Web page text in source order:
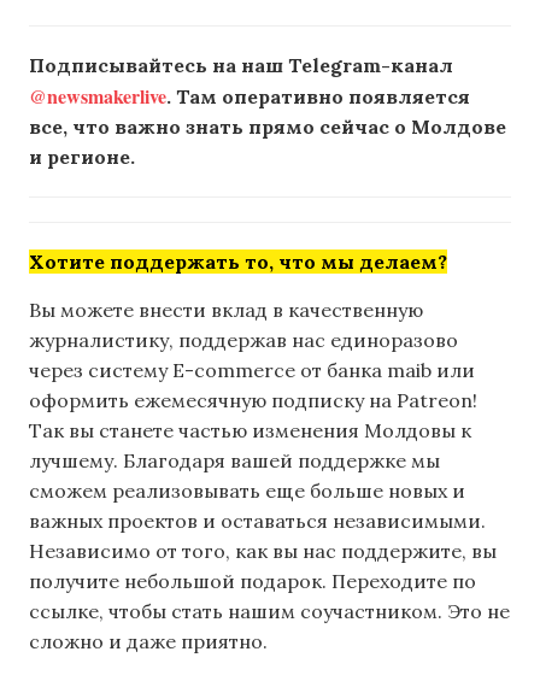
Подписывайтесь на наш Telegram-канал
@newsmakerlive. Там оперативно появляется
все, что важно знать прямо сейчас о Молдове
и регионе.
Хотите поддержать то, что мы делаем?
Вы можете внести вклад в качественную
журналистику, поддержав нас единоразово
через систему E-commerce от банка maib или
оформить ежемесячную подписку на Patreon!
Так вы станете частью изменения Молдовы к
лучшему. Благодаря вашей поддержке мы
сможем реализовывать еще больше новых и
важных проектов и оставаться независимыми.
Независимо от того, как вы нас поддержите, вы
получите небольшой подарок. Переходите по
ссылке, чтобы стать нашим соучастником. Это не
сложно и даже приятно.